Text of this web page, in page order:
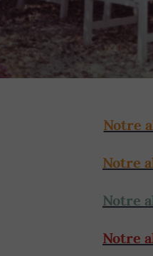
Notre
Notre
Notre
Notre